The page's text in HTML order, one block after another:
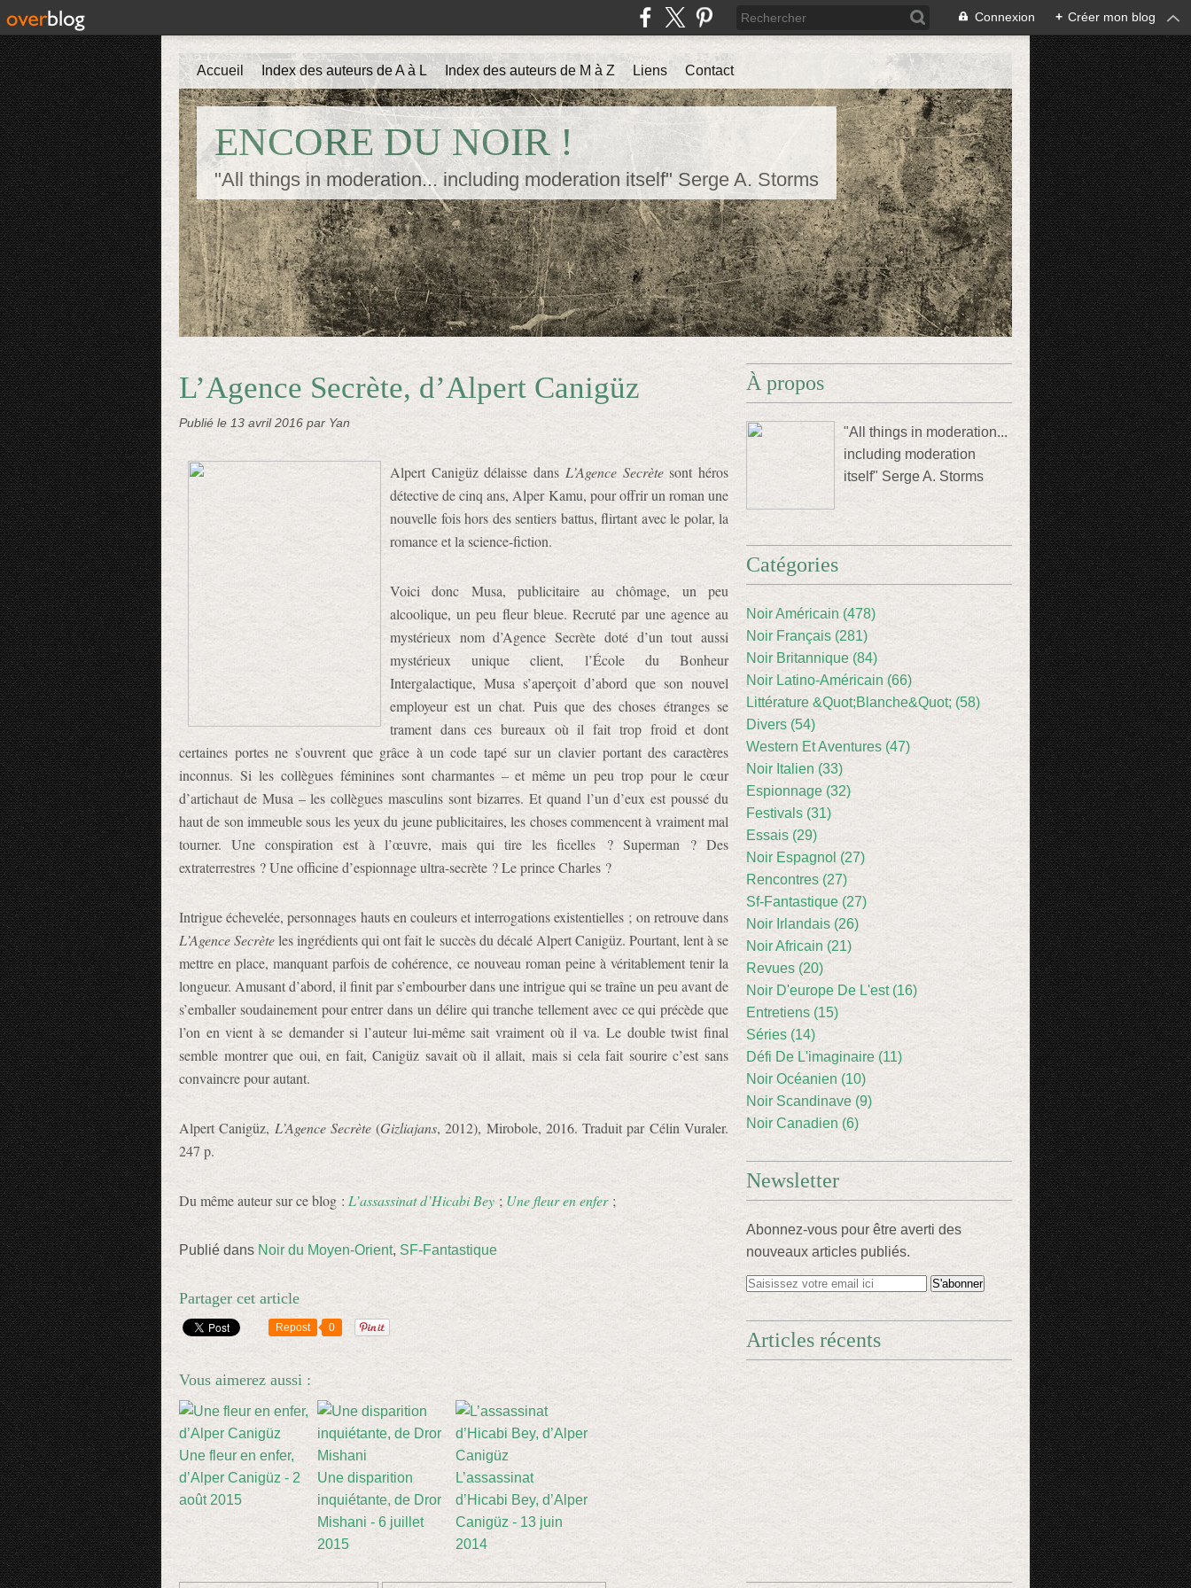
Connexion + Créer mon blog
ENCORE DU NOIR !
"All things in moderation... including moderation itself" Serge A. Storms
Accueil Index des auteurs de A à L Index des auteurs de M à Z Liens Contact
L’Agence Secrète, d’Alpert Canigüz
Publié le 13 avril 2016 par Yan
Alpert Canigüz délaisse dans L’Agence Secrètesont héros
détective de cinq ans, Alper Kamu, pour offrir un roman une
nouvelle fois hors des sentiers battus, flirtant avec le polar, la
romance et la science-fiction.
Voici donc Musa, publicitaire au chômage, un peu
alcoolique, un peu fleur bleue. Recruté par une agence au
mystérieux nom d’Agence Secrète doté d’un tout aussi
mystérieux unique client, l’École du Bonheur
Intergalactique, Musa s’aperçoit d’abord que son nouvel
employeur est un chat. Puis que des choses étranges se
trament dans ces bureaux où il fait trop froid et dont
certaines portes ne s’ouvrent que grâce à un code tapé sur un clavier portant des caractères
inconnus. Si les collègues féminines sont charmantes – et même un peu trop pour le cœur
d’artichaut de Musa – les collègues masculins sont bizarres. Et quand l’un d’eux est poussé du
haut de son immeuble sous les yeux du jeune publicitaires, les choses commencent à vraiment mal
tourner. Une conspiration est à l’œuvre, mais qui tire les ficelles ? Superman ? Des
extraterrestres ? Une officine d’espionnage ultra-secrète ? Le prince Charles ?
Intrigue échevelée, personnages hauts en couleurs et interrogations existentielles ; on retrouve dans
L’Agence Secrèteles ingrédients qui ont fait le succès du décalé Alpert Canigüz. Pourtant, lent à se
mettre en place, manquant parfois de cohérence, ce nouveau roman peine à véritablement tenir la
longueur. Amusant d’abord, il finit par s’embourber dans une intrigue qui se traîne un peu avant de
s’emballer soudainement pour entrer dans un délire qui tranche tellement avec ce qui précède que
l’on en vient à se demander si l’auteur lui-même sait vraiment où il va. Le double twist final
semble montrer que oui, en fait, Canigüz savait où il allait, mais si cela fait sourire c’est sans
convaincre pour autant.
Alpert Canigüz, L’Agence Secrète(Gizliajans, 2012), Mirobole, 2016. Traduit par Célin Vuraler.
247 p.
Du même auteur sur ce blog : L’assassinat d’Hicabi Bey ; Une fleur en enfer ;
Publié dans Noir du Moyen-Orient, SF-Fantastique
Partager cet article
Repost 0
Vous aimerez aussi :
Une fleur en enfer,
d’Alper Canigüz - 2
août 2015
Une disparition
inquiétante, de Dror
Mishani - 6 juillet
2015
L’assassinat
d’Hicabi Bey, d’Alper
Canigüz - 13 juin
2014
À propos
"All things in moderation...
including moderation
itself" Serge A. Storms
Catégories
Noir Américain (478)
Noir Français (281)
Noir Britannique (84)
Noir Latino-Américain (66)
Littérature &Quot;Blanche&Quot; (58)
Divers (54)
Western Et Aventures (47)
Noir Italien (33)
Espionnage (32)
Festivals (31)
Essais (29)
Noir Espagnol (27)
Rencontres (27)
Sf-Fantastique (27)
Noir Irlandais (26)
Noir Africain (21)
Revues (20)
Noir D'europe De L'est (16)
Entretiens (15)
Séries (14)
Défi De L'imaginaire (11)
Noir Océanien (10)
Noir Scandinave (9)
Noir Canadien (6)
Newsletter
Abonnez-vous pour être averti des
nouveaux articles publiés.
Articles récents